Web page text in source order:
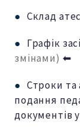
● Склад
● Графік
змінами) ⬅
● Строки
подання
документів